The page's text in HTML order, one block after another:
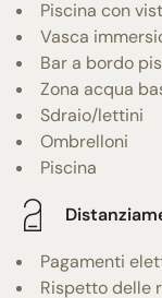
Piscina con
Vasca
Bar a bordo
Zona acqua
Sdraio/lettini
Ombrelloni
Piscina
Pagamenti
Rispetto delle